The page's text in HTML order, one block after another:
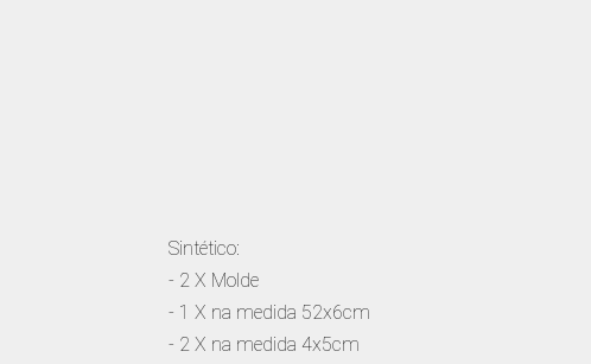
Sintético:
- 2 X Molde
- 1 X na medida 52x6cm
- 2 X na medida 4x5cm